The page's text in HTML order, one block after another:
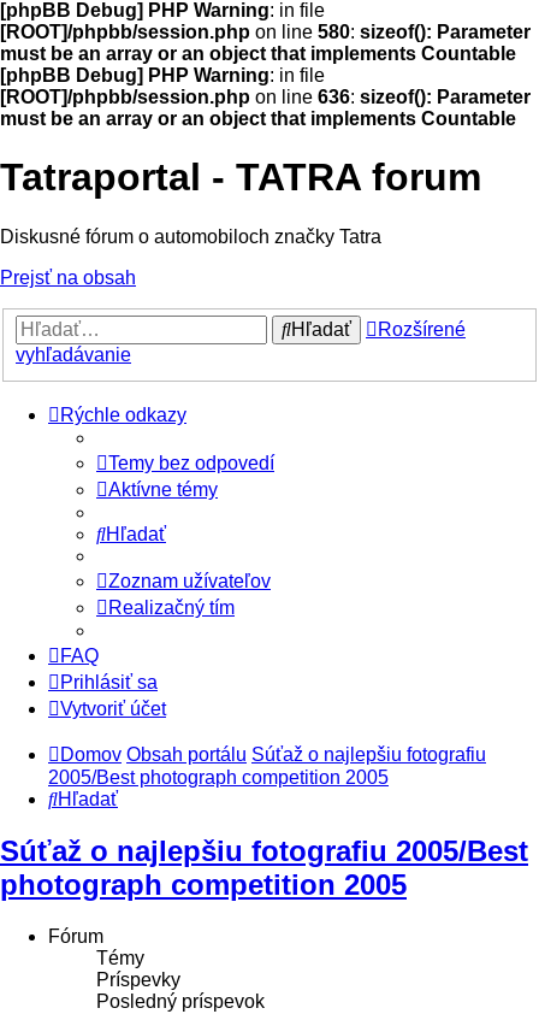
[phpBB Debug] PHP Warning: in file
[ROOT]/phpbb/session.php on line 580: sizeof(): Parameter
must be an array or an object that implements Countable
[phpBB Debug] PHP Warning: in file
[ROOT]/phpbb/session.php on line 636: sizeof(): Parameter
must be an array or an object that implements Countable
Tatraportal - TATRA forum
Diskusné fórum o automobiloch značky Tatra
Prejsť na obsah
Hľadať
Rozšírené
vyhľadávanie
Rýchle odkazy
Temy bez odpovedí
Aktívne témy
Hľadať
Zoznam užívateľov
Realizačný tím
FAQ
Prihlásiť sa
Vytvoriť účet
Domov Obsah portálu Súťaž o najlepšiu fotografiu
2005/Best photograph competition 2005
Hľadať
Súťaž o najlepšiu fotografiu 2005/Best
photograph competition 2005
Fórum
Témy
Príspevky
Posledný príspevok